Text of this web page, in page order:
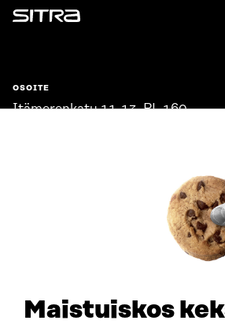
Maistuiskos
Sitra
OSOITE
Itämerenkatu 11-13, PL 160,